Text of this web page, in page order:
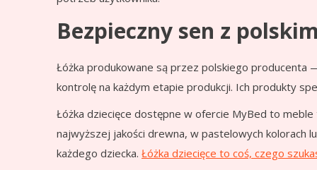
Bezpieczny sen z
Łóżka produkowane są przez polskiego producenta
kontrolę na każdym etapie produkcji. Ich produkty
Łóżka dziecięce dostępne w ofercie MyBed to
najwyższej jakości drewna, w pastelowych kolorach
każdego dziecka. Łóżka dziecięce to coś, czego